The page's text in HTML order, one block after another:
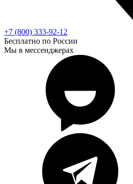
+7 (800) 333-92-12
Бесплатно по России
Мы в мессенджерах